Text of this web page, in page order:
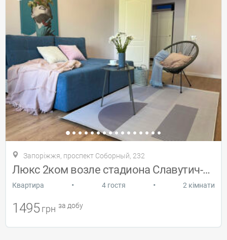
Запоріжжя, проспект Соборный, 232
Люкс 2ком возле стадиона Славутич-Арена
Квартира • 4 гостя • 2 кімнати
1495 грн за добу